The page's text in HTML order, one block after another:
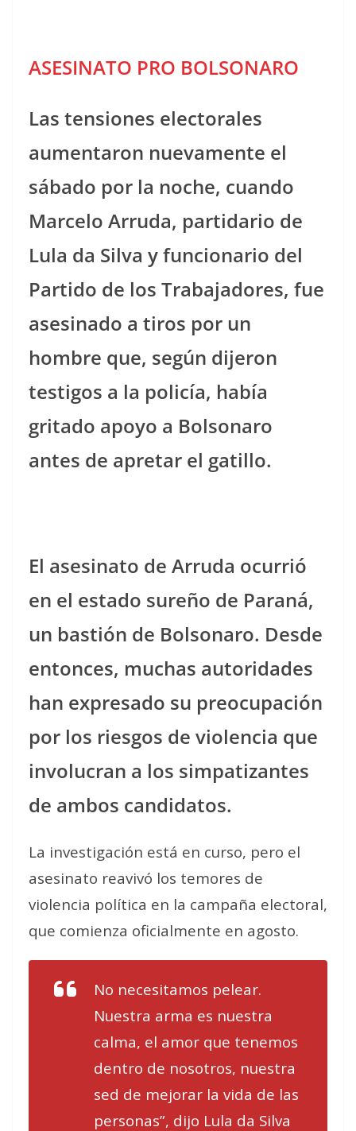
ASESINATO PRO BOLSONARO
Las tensiones electorales
aumentaron nuevamente el
sábado por la noche, cuando
Marcelo Arruda, partidario de
Lula da Silva y funcionario del
Partido de los Trabajadores, fue
asesinado a tiros por un
hombre que, según dijeron
testigos a la policía, había
gritado apoyo a Bolsonaro
antes de apretar el gatillo.
El asesinato de Arruda ocurrió
en el estado sureño de Paraná,
un bastión de Bolsonaro. Desde
entonces, muchas autoridades
han expresado su preocupación
por los riesgos de violencia que
involucran a los simpatizantes
de ambos candidatos.
La investigación está en curso, pero el
asesinato reavivó los temores de
violencia política en la campaña electoral,
que comienza oficialmente en agosto.
No necesitamos pelear.
Nuestra arma es nuestra
calma, el amor que tenemos
dentro de nosotros, nuestra
sed de mejorar la vida de las
personas”, dijo Lula da Silva